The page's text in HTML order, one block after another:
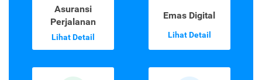
Asuransi
Perjalanan
Lihat Detail
Emas Digital
Lihat Detail